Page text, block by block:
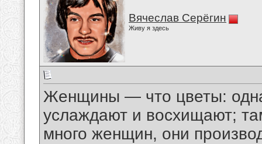
Вячеслав Серёгин
Живу я здесь
Женщины — что цветы:
услаждают и восхищают;
много женщин, они